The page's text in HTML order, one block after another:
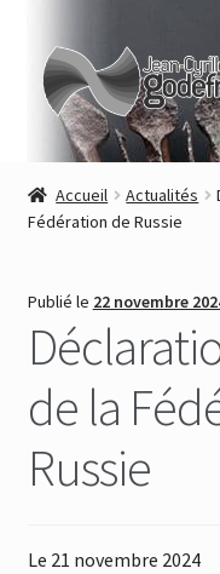
Aller
navigation
Aller
au
contenu
Accueil
Nos collections
Auteurs
Actualités
Contact
Commande
Accueil Actualités
Fédération de Russie
Publié le 22 novembre
de la
Russie
Le 21 novembre 2024